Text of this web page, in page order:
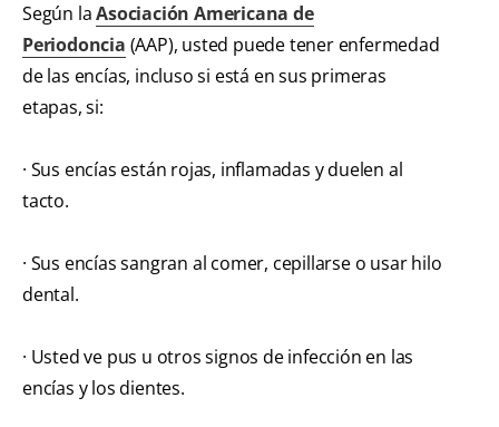
Según laAsociación Americana de
Periodoncia (AAP), usted puede tener enfermedad
de las encías, incluso si está en sus primeras
etapas, si:
· Sus encías están rojas, inflamadas y duelen al
tacto.
· Sus encías sangran al comer, cepillarse o usar hilo
dental.
· Usted ve pus u otros signos de infección en las
encías y los dientes.